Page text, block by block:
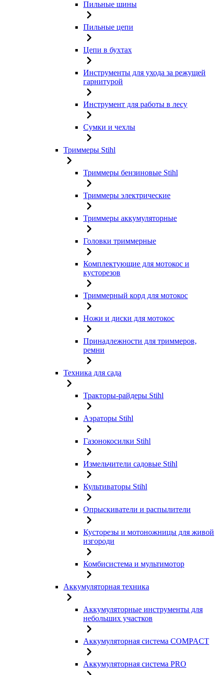
Пильные шины
Пильные цепи
Цепи в бухтах
Инструменты для ухода за режущей
гарнитурой
Инструмент для работы в лесу
Сумки и чехлы
Триммеры Stihl
Триммеры бензиновые Stihl
Триммеры электрические
Триммеры аккумуляторные
Головки триммерные
Комплектующие для мотокос и
кусторезов
Триммерный корд для мотокос
Ножи и диски для мотокос
Принадлежности для триммеров,
ремни
Техника для сада
Тракторы-райдеры Stihl
Аэраторы Stihl
Газонокосилки Stihl
Измельчители садовые Stihl
Культиваторы Stihl
Опрыскиватели и распылители
Кусторезы и мотоножницы для живой
изгороди
Комбисистема и мультимотор
Аккумуляторная техника
Аккумуляторные инструменты для
небольших участков
Аккумуляторная система COMPACT
Аккумуляторная система PRO